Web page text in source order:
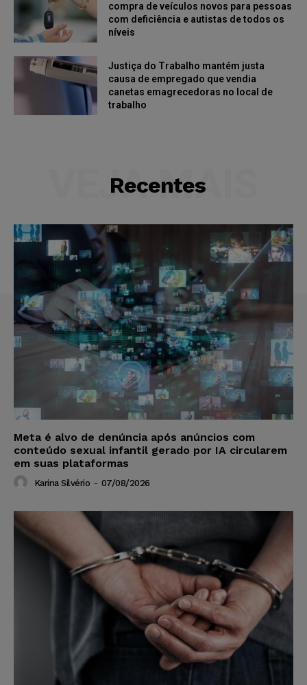
compra de veículos novos para pessoas
com deficiência e autistas de todos os
níveis
Justiça do Trabalho mantém justa
causa de empregado que vendia
canetas emagrecedoras no local de
trabalho
Recentes
VEJA MAIS
Meta é alvo de denúncia após anúncios com
conteúdo sexual infantil gerado por IA circularem
em suas plataformas
Karina Silvério - 07/08/2026